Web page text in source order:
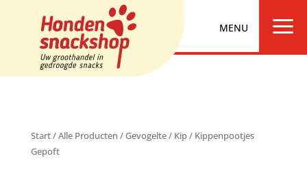
a
Start/Alle Producten /Gevogelte/ Kip/ Kippenpootjes
Gepoft